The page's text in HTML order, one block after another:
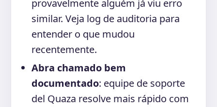
provavelmente alguém já viu erro
similar. Veja log de auditoria para
entender o que mudou
recentemente.
Abra chamado bem
documentado: equipe de soporte
del Quaza resolve mais rápido com